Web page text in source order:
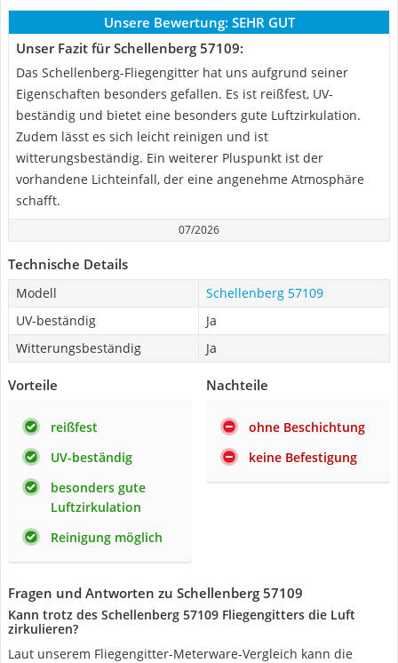
Unsere Bewertung: SEHR GUT
Unser Fazit für Schellenberg 57109:
Das Schellenberg-Fliegengitter hat uns aufgrund seiner
Eigenschaften besonders gefallen. Es ist reißfest, UV-
beständig und bietet eine besonders gute Luftzirkulation.
Zudem lässt es sich leicht reinigen und ist
witterungsbeständig. Ein weiterer Pluspunkt ist der
vorhandene Lichteinfall, der eine angenehme Atmosphäre
schafft.
07/2026
Technische Details
Modell
Schellenberg 57109
UV-beständig
Ja
Witterungsbeständig
Ja
Vorteile
reißfest
UV-beständig
besonders gute
Luftzirkulation
Reinigung möglich
Nachteile
ohne Beschichtung
keine Befestigung
Fragen und Antworten zu Schellenberg 57109
Kann trotz des Schellenberg 57109 Fliegengitters die Luft
zirkulieren?
Laut unserem Fliegengitter-Meterware-Vergleich kann die